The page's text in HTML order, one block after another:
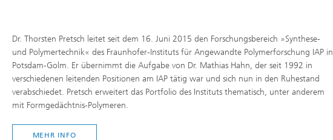
Dr. Thorsten Pretsch leitet seit dem 16. Juni 2015 den Forschungsbereich »Synthese-
und Polymertechnik« des Fraunhofer-Instituts für Angewandte Polymerforschung IAP in
Potsdam-Golm. Er übernimmt die Aufgabe von Dr. Mathias Hahn, der seit 1992 in
verschiedenen leitenden Positionen am IAP tätig war und sich nun in den Ruhestand
verabschiedet. Pretsch erweitert das Portfolio des Instituts thematisch, unter anderem
mit Formgedächtnis-Polymeren.
MEHR INFO